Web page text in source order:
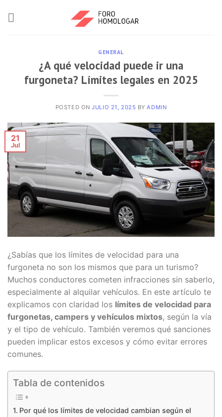
GENERAL
¿A qué velocidad puede ir una
furgoneta? Límites legales en 2025
POSTED ONJULIO 21, 2025 BYADMIN
21
Jul
¿Sabías que los límites de velocidad para una
furgoneta no son los mismos que para un turismo?
Muchos conductores cometen infracciones sin saberlo,
especialmente al alquilar vehículos. En este artículo te
explicamos con claridad los límites de velocidad para
furgonetas, campers y vehículos mixtos, según la vía
y el tipo de vehículo. También veremos qué sanciones
pueden implicar estos excesos y cómo evitar errores
comunes.
Tabla de contenidos
Por qué los límites de velocidad cambian según el